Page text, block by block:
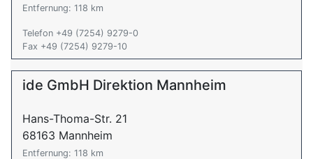
Entfernung: 118 km
Telefon +49 (7254) 9279-0
Fax +49 (7254) 9279-10
ide GmbH Direktion Mannheim
Hans-Thoma-Str. 21
68163 Mannheim
Entfernung: 118 km